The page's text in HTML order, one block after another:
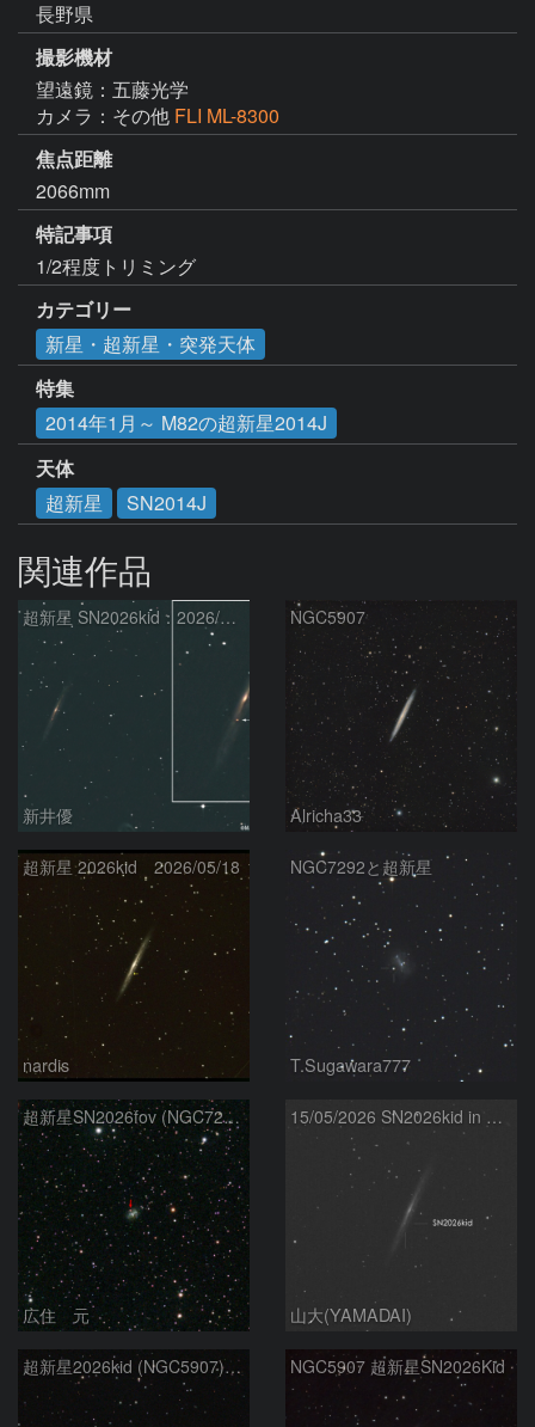
長野県
撮影機材
望遠鏡：五藤光学
カメラ：その他 FLI ML-8300
焦点距離
2066mm
特記事項
1/2程度トリミング
カテゴリー
新星・超新星・突発天体
特集
2014年1月～ M82の超新星2014J
天体
超新星
SN2014J
関連作品
超新星 SN2026kid：2026/05/18
新井優
NGC5907
Alricha33
超新星 2026kid 2026/05/18
nardis
NGC7292と超新星
T.Sugawara777
超新星SN2026fov (NGC7292) 5/17
広住 元
15/05/2026 SN2026kid in NGC5907
山大(YAMADAI)
超新星2026kid (NGC5907) 5/17 NGC5907 超新星SN2026Kid